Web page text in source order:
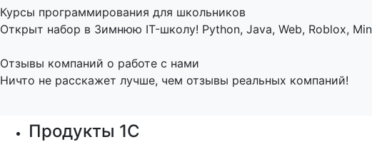
Курсы программирования для школьников
Открыт набор в Зимнюю IT-школу! Python, Java, Web, Roblox,
Отзывы компаний о работе с нами
Ничто не расскажет лучше, чем отзывы реальных компаний!
Продукты 1С